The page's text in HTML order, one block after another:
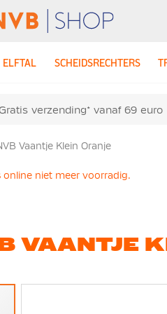
ELFTAL SCHEIDSRECHTERS
verzending* vanaf 69 euro
Vaantje Klein Oranje
online niet meer voorradig.
VAANTJE